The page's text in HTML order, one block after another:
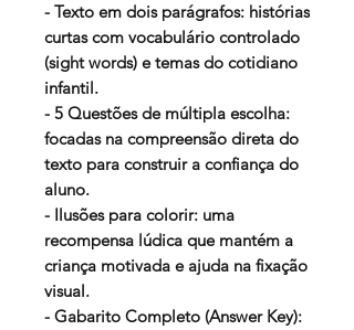
- Texto em dois parágrafos: histórias
curtas com vocabulário controlado
(sight words) e temas do cotidiano
infantil.
- 5 Questões de múltipla escolha:
focadas na compreensão direta do
texto para construir a confiança do
aluno.
- Ilusões para colorir: uma
recompensa lúdica que mantém a
criança motivada e ajuda na fixação
visual.
- Gabarito Completo (Answer Key):